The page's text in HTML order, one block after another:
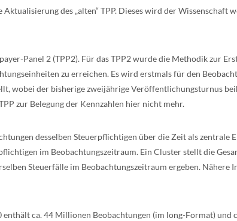
des „alten“ TPP. Dieses wird der
Panel 2 (TPP2). Für das TPP2 wurde die Methodik zur
zu erreichen. Es wird erstmals für den
wobei der bisherige zweijährige Veröffentlichungsturnus
zur Belegung der Kennzahlen hier nicht mehr.
desselben Steuerpflichtigen über die Zeit als
im Beobachtungszeitraum. Ein Cluster stellt die
Steuerfälle im Beobachtungszeitraum ergeben.
enthält ca. 44 Millionen Beobachtungen (im long-Format)